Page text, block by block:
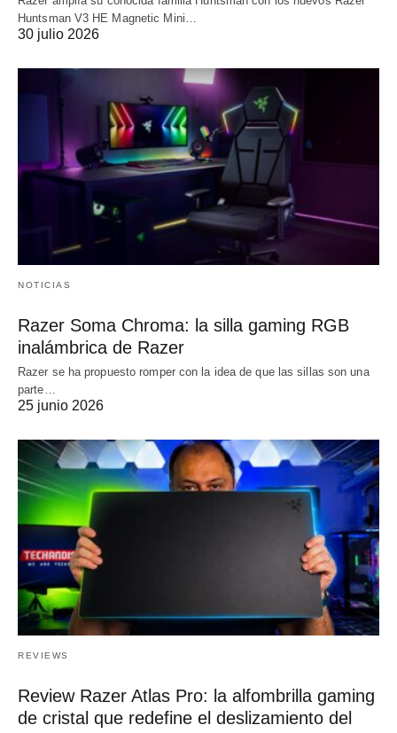
Huntsman V3 HE Magnetic Mini…
30 julio 2026
NOTICIAS
Razer Soma Chroma: la silla gaming RGB
inalámbrica de Razer
Razer se ha propuesto romper con la idea de que las sillas son una
parte…
25 junio 2026
REVIEWS
Review Razer Atlas Pro: la alfombrilla gaming
de cristal que redefine el deslizamiento del